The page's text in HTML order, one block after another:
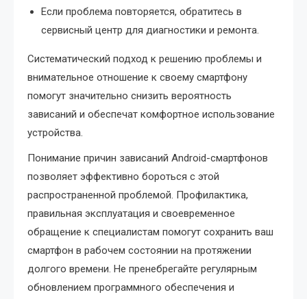
Если проблема повторяется, обратитесь в
сервисный центр для диагностики и ремонта.
Систематический подход к решению проблемы и
внимательное отношение к своему смартфону
помогут значительно снизить вероятность
зависаний и обеспечат комфортное использование
устройства.
Понимание причин зависаний Android-смартфонов
позволяет эффективно бороться с этой
распространенной проблемой. Профилактика,
правильная эксплуатация и своевременное
обращение к специалистам помогут сохранить ваш
смартфон в рабочем состоянии на протяжении
долгого времени. Не пренебрегайте регулярным
обновлением программного обеспечения и